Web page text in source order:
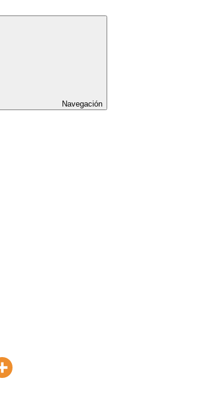
Navegación